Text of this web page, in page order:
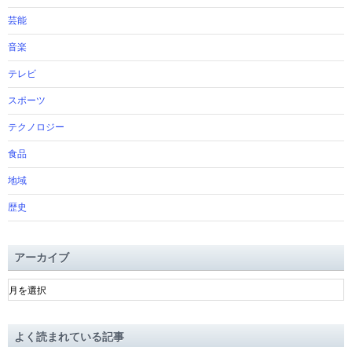
芸能
音楽
テレビ
スポーツ
テクノロジー
食品
地域
歴史
アーカイブ
ア
ー
ブよく読まれている記事